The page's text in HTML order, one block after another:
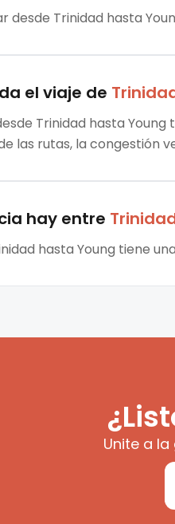
desde Trinidad hasta
el viaje de
Trinidad hasta
las rutas, la congestión
hay entre
hasta Young tiene
Unite a